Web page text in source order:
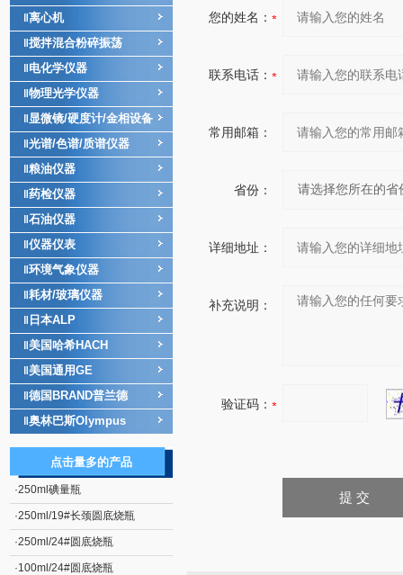
离心机
搅拌混合粉碎振荡
电化学仪器
物理光学仪器
显微镜/硬度计/金相设备
光谱/色谱/质谱仪器
粮油仪器
药检仪器
石油仪器
仪器仪表
环境气象仪器
耗材/玻璃仪器
日本ALP
美国哈希HACH
美国通用GE
德国BRAND普兰德
奥林巴斯Olympus
点击量多的产品
·250ml碘量瓶
·250ml/19#长颈圆底烧瓶
·250ml/24#圆底烧瓶
·100ml/24#圆底烧瓶
您的姓名：
联系电话：
常用邮箱：
省份：
详细地址：
补充说明：
验证码：